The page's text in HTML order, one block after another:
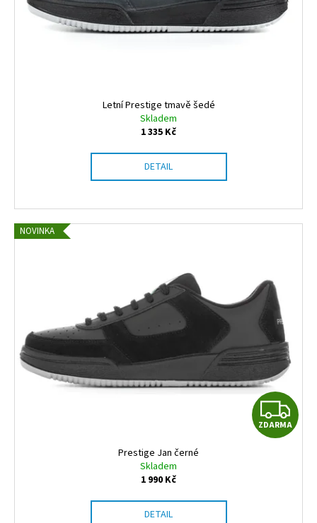
Letní Prestige tmavě šedé
Skladem
1 335 Kč
DETAIL
NOVINKA
Z
D
ZDARMA
Prestige Jan černé
Skladem
1 990 Kč
DETAIL